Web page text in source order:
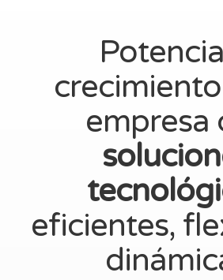
empresa
eficientes,